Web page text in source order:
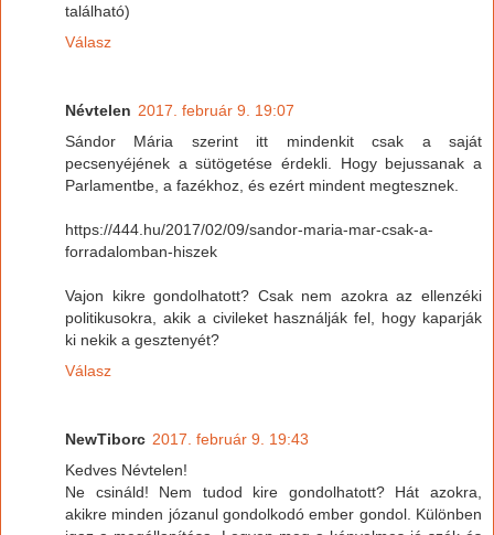
található)
Válasz
Névtelen 2017. február 9. 19:07
Sándor Mária szerint itt mindenkit csak a saját
pecsenyéjének a sütögetése érdekli. Hogy bejussanak a
Parlamentbe, a fazékhoz, és ezért mindent megtesznek.
https://444.hu/2017/02/09/sandor-maria-mar-csak-a-
forradalomban-hiszek
Vajon kikre gondolhatott? Csak nem azokra az ellenzéki
politikusokra, akik a civileket használják fel, hogy kaparják
ki nekik a gesztenyét?
Válasz
NewTiborc 2017. február 9. 19:43
Kedves Névtelen!
Ne csináld! Nem tudod kire gondolhatott? Hát azokra,
akikre minden józanul gondolkodó ember gondol. Különben